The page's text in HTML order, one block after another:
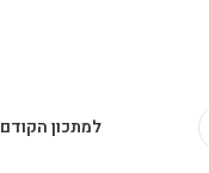
למתכון הקודם